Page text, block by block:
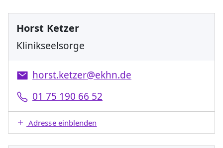
Horst Ketzer
Klinikseelsorge
horst.ketzer@ekhn.de
01 75 190 66 52
Adresse einblenden